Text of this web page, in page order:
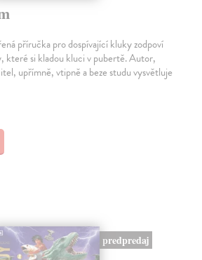
příručka pro dospívající kluky zodpoví
které si kladou kluci v pubertě. Autor,
upřímně, vtipně a beze studu vysvětluje
predpredaj